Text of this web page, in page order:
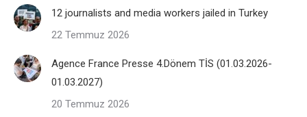
12 journalists and media workers jailed in Turkey
22 Temmuz 2026
Agence France Presse 4.Dönem TİS (01.03.2026-
01.03.2027)
20 Temmuz 2026